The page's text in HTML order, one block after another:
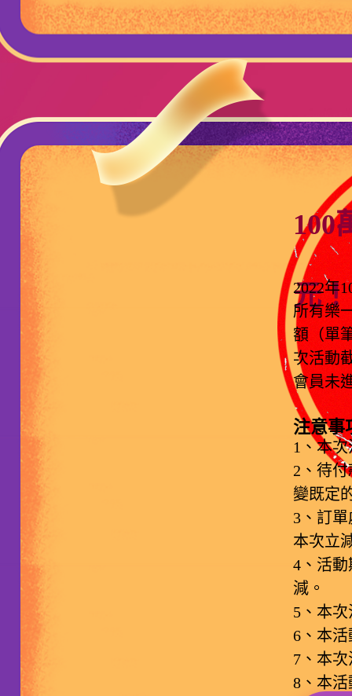
100
元！
2022年
所有樂
額（單
次活動
會員未
注意事
1、本
2、待
變既定
3、訂
本次立
4、活
減。
5、本
6、本
7、本
8、本